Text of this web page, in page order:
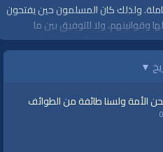
ولذلك كان المسلمون حين يفتحون
وقوانينهم، ولا للتوفيق بين ما
وبين القوانين التي كانت تطبق على
ومعهم الشريعة الكاملة، فكانوا يطبقون
طريقتهم في التطبيق انقلابية،
وحياتها المضطربة، وهذا يقضي برفع
▼
الأمة ولسنا طائفة من الطوائف